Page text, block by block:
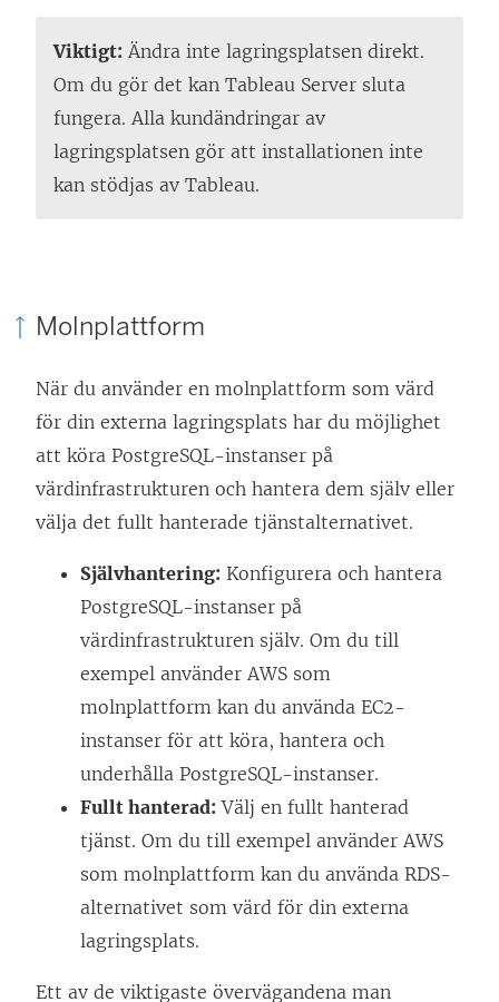
Viktigt: Ändra inte lagringsplatsen direkt.
Om du gör det kan Tableau Server sluta
fungera. Alla kundändringar av
lagringsplatsen gör att installationen inte
kan stödjas av Tableau.
Molnplattform
När du använder en molnplattform som värd
för din externa lagringsplats har du möjlighet
att köra PostgreSQL-instanser på
värdinfrastrukturen och hantera dem själv eller
välja det fullt hanterade tjänstalternativet.
Självhantering: Konfigurera och hantera
PostgreSQL-instanser på
värdinfrastrukturen själv. Om du till
exempel använder AWS som
molnplattform kan du använda EC2-
instanser för att köra, hantera och
underhålla PostgreSQL-instanser.
Fullt hanterad: Välj en fullt hanterad
tjänst. Om du till exempel använder AWS
som molnplattform kan du använda RDS-
alternativet som värd för din externa
lagringsplats.
Ett av de viktigaste övervägandena man